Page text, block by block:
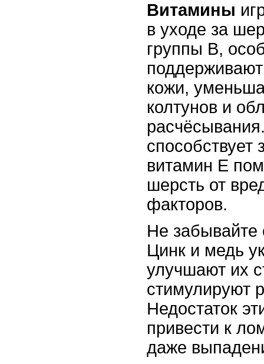
Витамины
в уходе за
группы B,
кожи,
колтунов и
способствует
витамин E
шерсть от
факторов.
Не
Цинк и медь
улучшают их
стимулируют
Недостаток
привести к
даже